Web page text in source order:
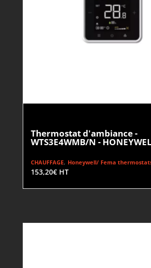
Thermostat d'ambiance -
WTS3E4WMB/N -
CHAUFFAGE, Honeywell/ Fema
153,20€ HT